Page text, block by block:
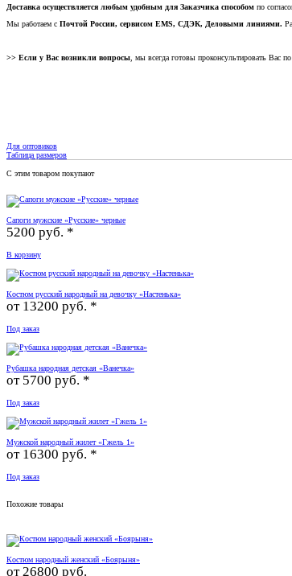
Доставка осуществляется любым удобным для Заказчика способом по
Мы работаем с Почтой России, сервисом EMS, СДЭК, Деловыми линиями.
>> Если у Вас возникли вопросы, мы всегда готовы проконсультировать Вас
Для оптовиков
Таблица размеров
С этим товаром покупают
Сапоги мужские «Русские» черные
5200 руб. *
В корзину
Костюм русский народный на девочку «Настенька»
от 13200 руб. *
Под заказ
Рубашка народная детская «Ванечка»
от 5700 руб. *
Под заказ
Мужской народный жилет «Гжель 1»
от 16300 руб. *
Под заказ
Похожие товары
Костюм народный женский «Боярыня»
от26800 руб.